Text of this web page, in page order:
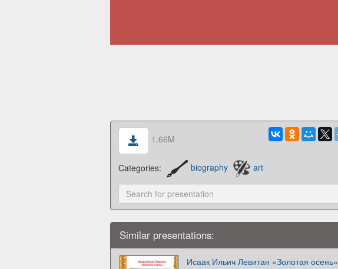
1.66M
Categories: biography art
Similar presentations:
Исаак Ильич Левитан «Золотая осень»